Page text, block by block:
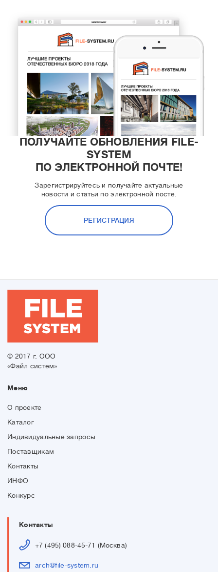
ПОЛУЧАЙТЕ ОБНОВЛЕНИЯ FILE-
SYSTEM
ПО ЭЛЕКТРОННОЙ ПОЧТЕ!
Зарегистрируйтесь и получайте актуальные
новости и статьи по электронной посте.
РЕГИСТРАЦИЯ
© 2017 г. ООО
«Файл систем»
Меню
О проекте
Каталог
Индивидуальные запросы
Поставщикам
Контакты
ИНФО
Конкурс
Контакты
+7 (495) 088-45-71 (Москва)
arch@file-system.ru